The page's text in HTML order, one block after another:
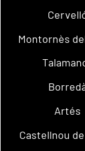
Montornès
Artés
Castellnou